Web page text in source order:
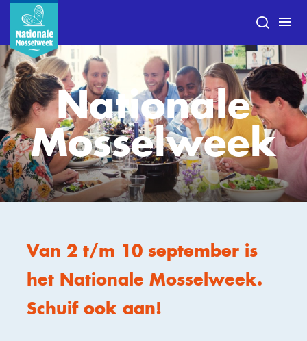
Nationale
Mosselweek
Van 2 t/m 10 september is
het Nationale Mosselweek.
Schuif ook aan!